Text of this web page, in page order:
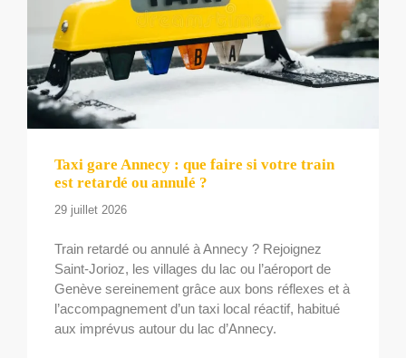
Taxi gare Annecy : que faire si votre train
est retardé ou annulé ?
29 juillet 2026
Train retardé ou annulé à Annecy ? Rejoignez
Saint-Jorioz, les villages du lac ou l’aéroport de
Genève sereinement grâce aux bons réflexes et à
l’accompagnement d’un taxi local réactif, habitué
aux imprévus autour du lac d’Annecy.